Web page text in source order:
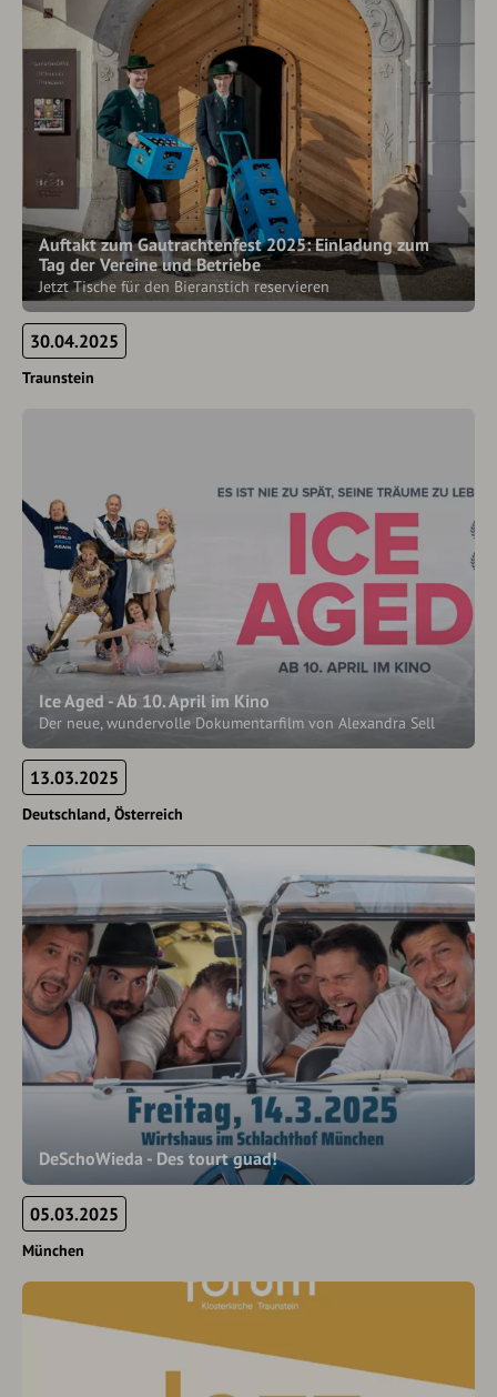
Auftakt zum Gautrachtenfest 2025: Einladung zum
Tag der Vereine und Betriebe
Jetzt Tische für den Bieranstich reservieren
30.04.2025
Traunstein
Ice Aged - Ab 10. April im Kino
Der neue, wundervolle Dokumentarfilm von Alexandra Sell
13.03.2025
Deutschland Österreich
DeSchoWieda - Des tourt guad!
05.03.2025
München